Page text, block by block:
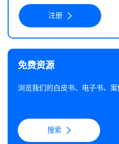
注册
免费资源
浏览我们的白皮书、电子书、
搜索